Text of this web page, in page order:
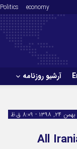
economy
Politics
آرشیو روزنامه
English News
بهمن ۲۴, ۱۳۹۸ - 8:09 ق.ظ
All